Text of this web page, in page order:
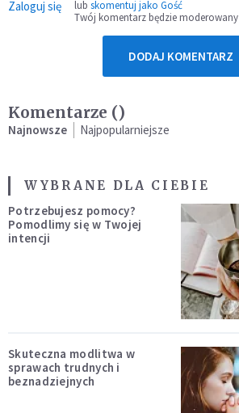
Zaloguj się lub skomentuj jako Gość
Twój komentarz będzie moderowany
DODAJ KOMENTARZ
Komentarze ()
Najnowsze Najpopularniejsze
WYBRANE DLA CIEBIE
Potrzebujesz pomocy?
Pomodlimy się w Twojej
intencji
Skuteczna modlitwa w
sprawach trudnych i
beznadziejnych